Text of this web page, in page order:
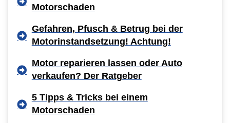
Motorschaden
Gefahren, Pfusch & Betrug bei der
Motorinstandsetzung! Achtung!
Motor reparieren lassen oder Auto
verkaufen? Der Ratgeber
5 Tipps & Tricks bei einem
Motorschaden